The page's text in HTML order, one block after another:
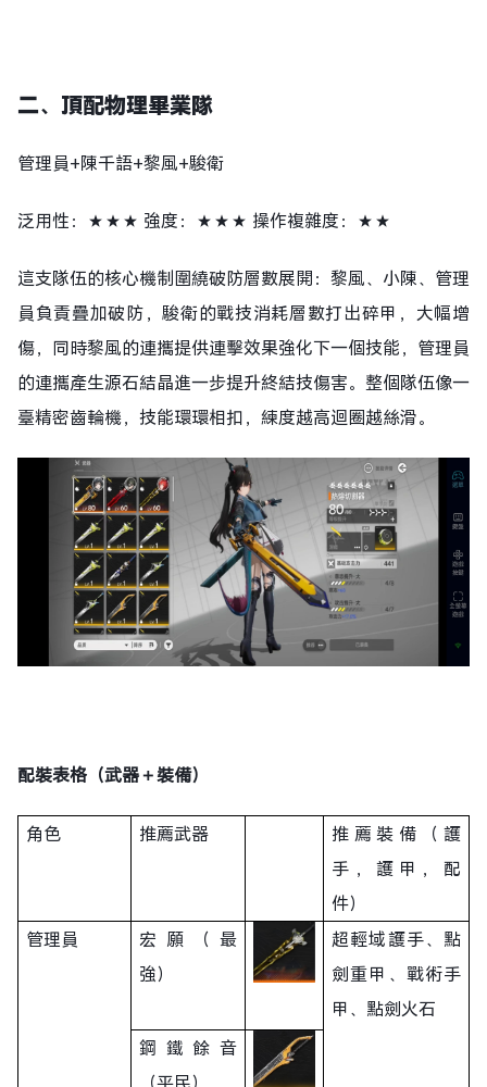
二、 頂配物理畢業隊
管理員+陳千語+黎風+駿衛
泛用性：★★★ 強度：★★★ 操作複雜度：★★
這支隊伍的核心機制圍繞破防層數展開：黎風、小陳、管理
員負責疊加破防，駿衛的戰技消耗層數打出碎甲，大幅增
傷，同時黎風的連攜提供連擊效果強化下一個技能，管理員
的連攜產生源石結晶進一步提升終結技傷害。整個隊伍像一
臺精密齒輪機，技能環環相扣，練度越高迴圈越絲滑。
配裝表格（武器＋裝備）
角色 推薦武器
推薦裝備（護
手，護甲，配
件）
管理員
宏願（最
強）
超輕域護手、點
劍重甲、戰術手
甲、點劍火石
鋼鐵餘音
（平民）